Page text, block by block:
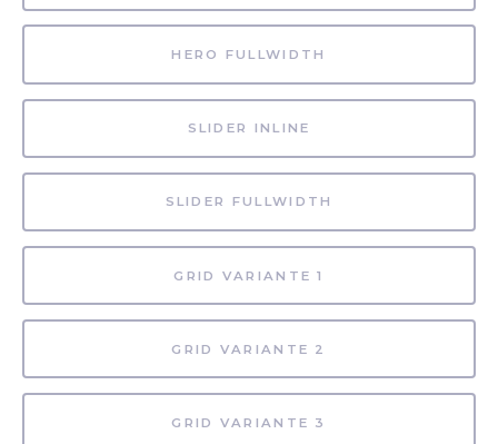
HERO FULLWIDTH
SLIDER INLINE
SLIDER FULLWIDTH
GRID VARIANTE 1
GRID VARIANTE 2
GRID VARIANTE 3